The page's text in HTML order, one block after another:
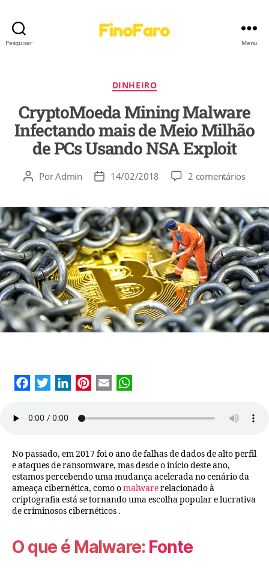
Pesquisar Menu
DINHEIRO
CryptoMoeda Mining Malware
Infectando mais de Meio Milhão
de PCs Usando NSA Exploit
PorAdmin 14/02/2018 2 comentários
No passado, em 2017 foi o ano de falhas de dados de alto perfil
e ataques de ransomware, mas desde o início deste ano,
estamos percebendo uma mudança acelerada no cenário da
ameaça cibernética, como omalwarerelacionado à
criptografia está se tornando uma escolha popular e lucrativa
de criminosos cibernéticos .
O que é Malware: Fonte